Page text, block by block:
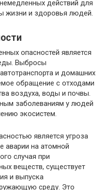
действий для
жизни и здоровья людей.
опасностей является
Выбросы
и домашних
обращение с отходами
воздуха, воды и почвы.
заболеваниям у людей
экосистем.
является угроза
аварии на атомной
случая при
веществ, существует
и выпуска
среду. Это